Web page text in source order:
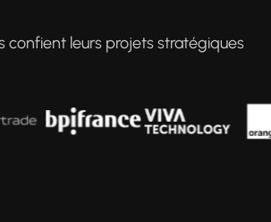
confient leurs projets stratégiques